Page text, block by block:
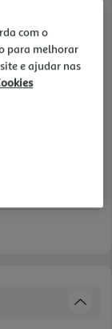
com o
para melhorar
e ajudar nas